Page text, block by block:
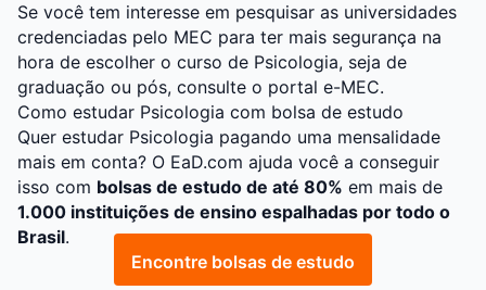
Se você tem interesse em pesquisar as universidades
credenciadas pelo MEC para ter mais segurança na
hora de escolher o curso de Psicologia, seja de
graduação ou pós, consulte o portal e-MEC.
Como estudar Psicologia com bolsa de estudo
Quer estudar Psicologia pagando uma mensalidade
mais em conta? O EaD.com ajuda você a conseguir
isso com bolsas de estudo de até 80% em mais de
1.000 instituições de ensino espalhadas por todo o
Brasil.
Encontre bolsas de estudo